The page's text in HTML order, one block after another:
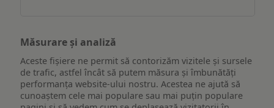
Măsurare și analiză
Aceste fișiere ne permit să contorizăm vizitele și sursele
de trafic, astfel încât să putem măsura și îmbunătăți
performanța website-ului nostru. Acestea ne ajută să
cunoaștem cele mai populare sau mai puțin populare